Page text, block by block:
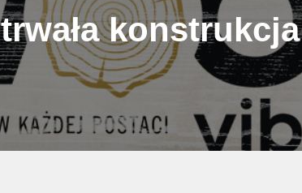
trwała konstrukcja